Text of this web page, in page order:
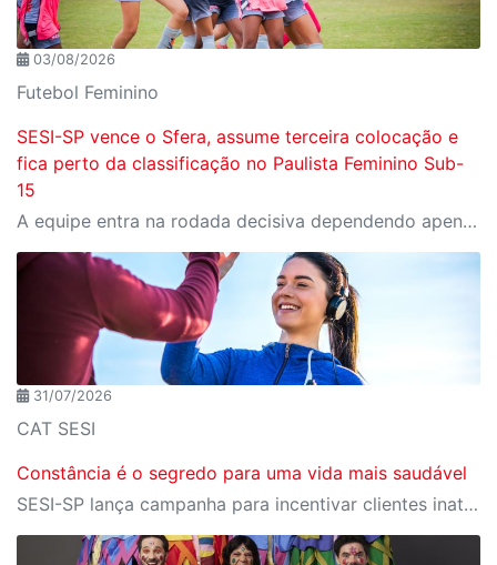
03/08/2026
Futebol Feminino
SESI-SP vence o Sfera, assume terceira colocação e
fica perto da classificação no Paulista Feminino Sub-
15
A equipe entra na rodada decisiva dependendo apenas de seus próprios resultados para avançar ao mata-mata
31/07/2026
CAT SESI
Constância é o segredo para uma vida mais saudável
SESI-SP lança campanha para incentivar clientes inativos a retomarem a prática de atividades físicas, esporte e lazer com benefícios exclusivos